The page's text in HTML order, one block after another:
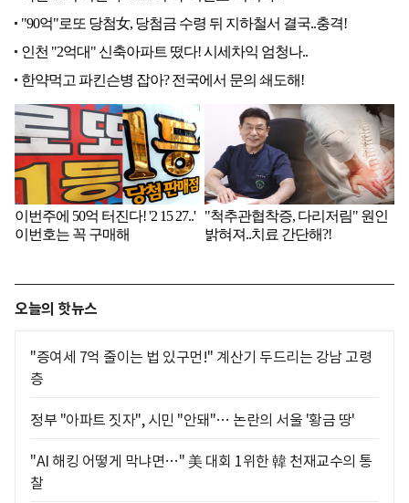
오늘의 핫뉴스
"증여세 7억 줄이는 법 있구먼!" 계산기 두드리는 강남 고령
층
정부 "아파트 짓자", 시민 "안돼"… 논란의 서울 '황금 땅'
"AI 해킹 어떻게 막냐면…" 美 대회 1위한 韓 천재교수의 통
찰